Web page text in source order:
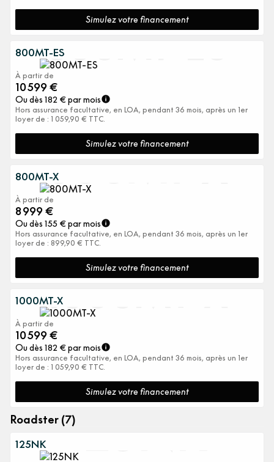
Simulez votre financement
800MT-ES800MT-ES
À partir de
10 599€
Ou dès 182 € par mois
Hors assurance facultative, en LOA, pendant 36 mois, après un 1er
loyer de : 1 059,90 € TTC.
Simulez votre financement
800MT-X800MT-X
À partir de
8 999€
Ou dès 155 € par mois
Hors assurance facultative, en LOA, pendant 36 mois, après un 1er
loyer de : 899,90 € TTC.
Simulez votre financement
1000MT-X1000MT-X
À partir de
10 599€
Ou dès 182 € par mois
Hors assurance facultative, en LOA, pendant 36 mois, après un 1er
loyer de : 1 059,90 € TTC.
Simulez votre financement
Roadster (7)
125NK 125NK